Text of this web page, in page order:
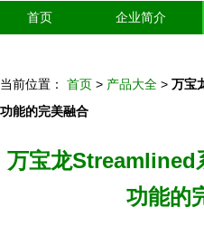
首页 企业简介
当前位置： 首页 > 产品大全 > 万宝
功能的完美融合
万宝龙Streamlined
功能的